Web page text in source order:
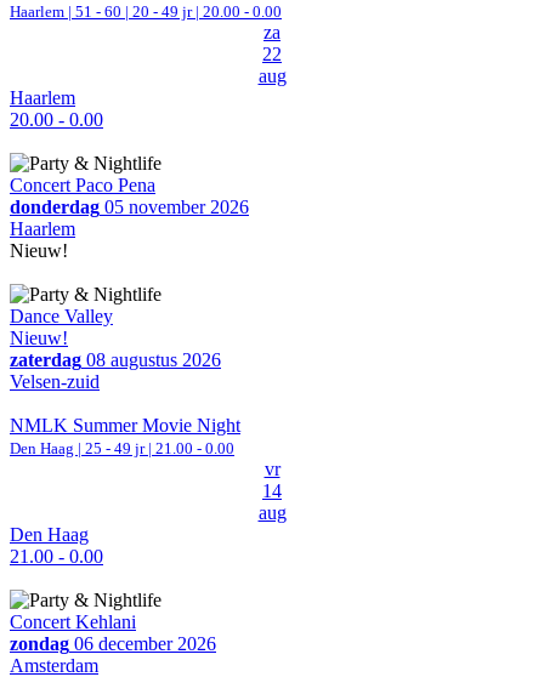
Haarlem | 51 - 60 | 20 - 49 jr | 20.00 - 0.00
za
22
aug
Haarlem
20.00 - 0.00
Concert Paco Pena
donderdag 05 november 2026
Haarlem
Nieuw!
Dance Valley
Nieuw!
zaterdag 08 augustus 2026
Velsen-zuid
NMLK Summer Movie Night
Den Haag | 25 - 49 jr | 21.00 - 0.00
vr
14
aug
Den Haag
21.00 - 0.00
Concert Kehlani
zondag 06 december 2026
Amsterdam